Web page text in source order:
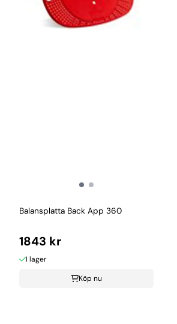
Balansplatta Back App 360
1843 kr
I lager
Köp nu